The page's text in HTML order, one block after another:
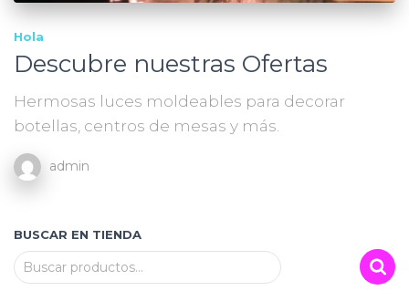
Hola
Descubre nuestras Ofertas
Hermosas luces moldeables para decorar
botellas, centros de mesas y más.
admin
BUSCAR EN TIENDA
B Buscar productos…